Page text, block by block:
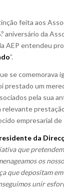
feita aos
aniversário da
AEP entendeu
”.
se comemorava
prestado um
pela sua
relevante
empresarial de
da
que
os
que depositam
unir